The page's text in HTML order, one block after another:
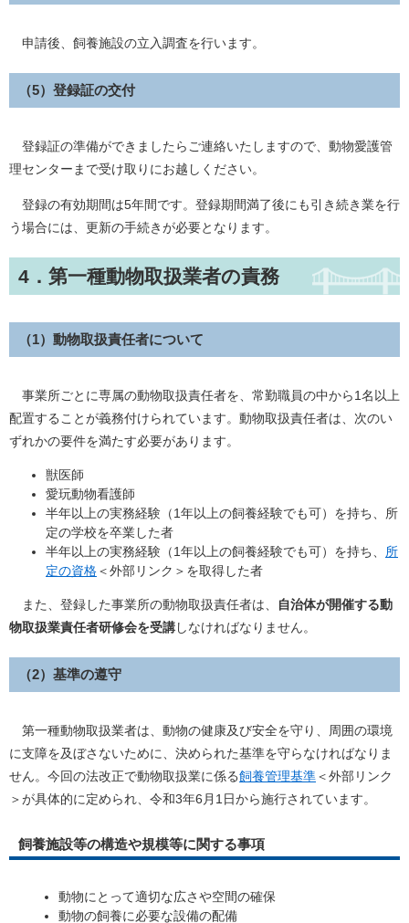
申請後、飼養施設の立入調査を行います。
（5）登録証の交付
登録証の準備ができましたらご連絡いたしますので、動物愛護管
理センターまで受け取りにお越しください。
登録の有効期間は5年間です。登録期間満了後にも引き続き業を行
う場合には、更新の手続きが必要となります。
4．第一種動物取扱業者の責務
（1）動物取扱責任者について
事業所ごとに専属の動物取扱責任者を、常勤職員の中から1名以上
配置することが義務付けられています。動物取扱責任者は、次のい
ずれかの要件を満たす必要があります。
獣医師
愛玩動物看護師
半年以上の実務経験（1年以上の飼養経験でも可）を持ち、所
定の学校を卒業した者
半年以上の実務経験（1年以上の飼養経験でも可）を持ち、 所
定の資格＜外部リンク＞ を取得した者
また、登録した事業所の動物取扱責任者は、
自治体が開催する動
物取扱業責任者研修会を受講しなければなりません。
（2）基準の遵守
第一種動物取扱業者は、動物の健康及び安全を守り、周囲の環境
に支障を及ぼさないために、決められた基準を守らなければなりま
せん。今回の法改正で動物取扱業に係る飼養管理基準＜外部リンク
＞が具体的に定められ、令和3年6月1日から施行されています。
飼養施設等の構造や規模等に関する事項
動物にとって適切な広さや空間の確保
動物の飼養に必要な設備の配備